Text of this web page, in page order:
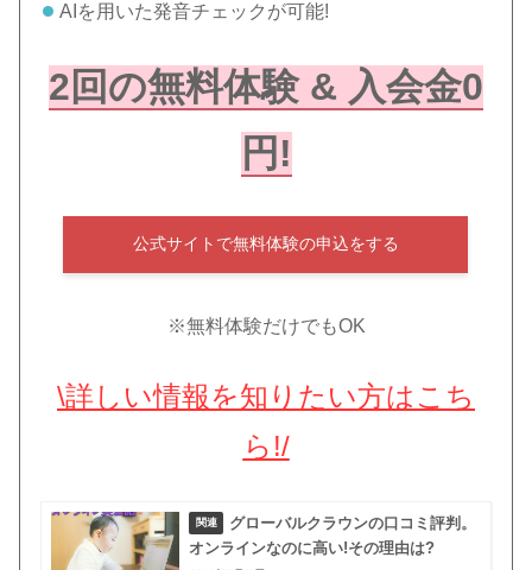
AIを用いた発音チェックが可能!
2回の無料体験 & 入会金0
円!
公式サイトで無料体験の申込をする
※無料体験だけでもOK
\詳しい情報を知りたい方はこち
ら!/
グローバルクラウンの口コミ評判。
オンラインなのに高い!その理由は?